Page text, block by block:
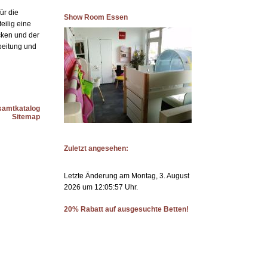
die
eine
und der
und
Sitemap
Show Room Essen
Zuletzt angesehen:
Letzte Änderung am Montag, 3. August
2026 um 12:05:57 Uhr.
20% Rabatt auf ausgesuchte Betten!